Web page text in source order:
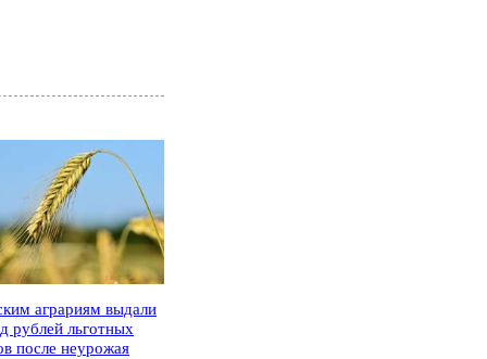
аграриям выдали
рублей льготных
после неурожая